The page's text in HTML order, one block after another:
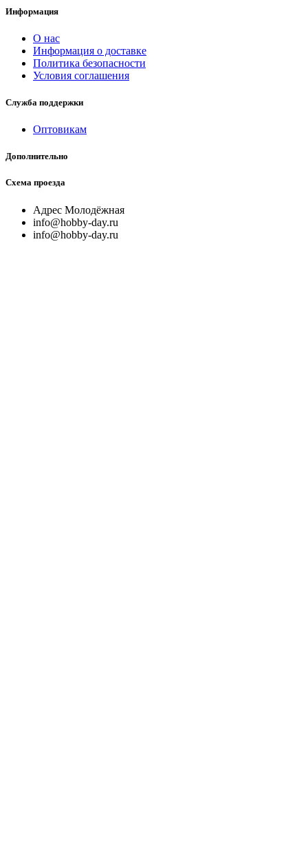
Информация
О нас
Информация о доставке
Политика безопасности
Условия соглашения
Служба поддержки
Оптовикам
Дополнительно
Схема проезда
Адрес Молодёжная
info@hobby-day.ru
info@hobby-day.ru